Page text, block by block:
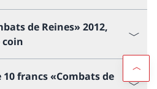
de Reines» 2012,
francs «Combats de